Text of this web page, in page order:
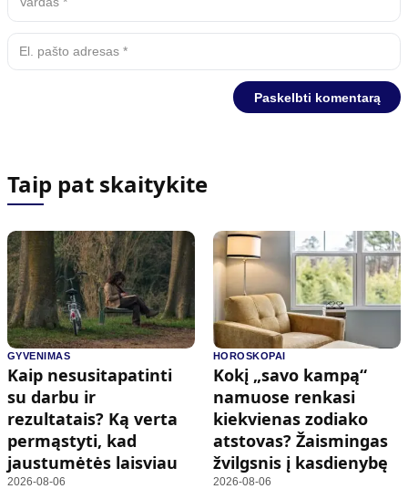
Taip pat skaitykite
GYVENIMAS
Kaip nesusitapatinti
su darbu ir
rezultatais? Ką verta
permąstyti, kad
jaustumėtės laisviau
2026-08-06
HOROSKOPAI
Kokį „savo kampą“
namuose renkasi
kiekvienas zodiako
atstovas? Žaismingas
žvilgsnis į kasdienybę
2026-08-06